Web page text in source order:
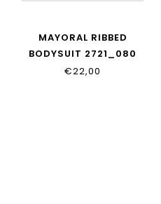
MAYORAL RIBBED
BODYSUIT 2721_080
€22,00